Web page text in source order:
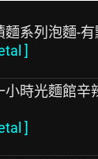
麵系列泡麵-
]
小時光麵館
]